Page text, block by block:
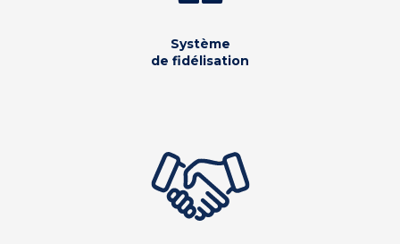
Système
de fidélisation